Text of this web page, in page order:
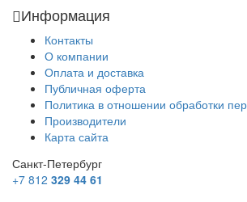
Информация
Контакты
О компании
Оплата и доставка
Публичная оферта
Политика в отношении обработки
Производители
Карта сайта
Санкт-Петербург
+7 812 329 44 61